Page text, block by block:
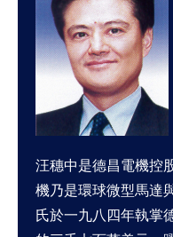
汪穗中是德昌電機控
機乃是環球微型馬達
氏於一九八四年執掌